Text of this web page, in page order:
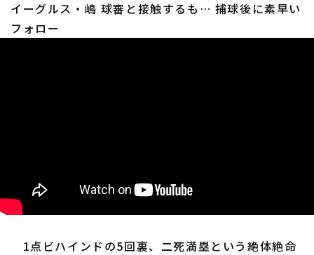
イーグルス・嶋 球審と接触するも… 捕球後に素早い
フォロー
1点ビハインドの5回裏、二死満塁という絶体絶命